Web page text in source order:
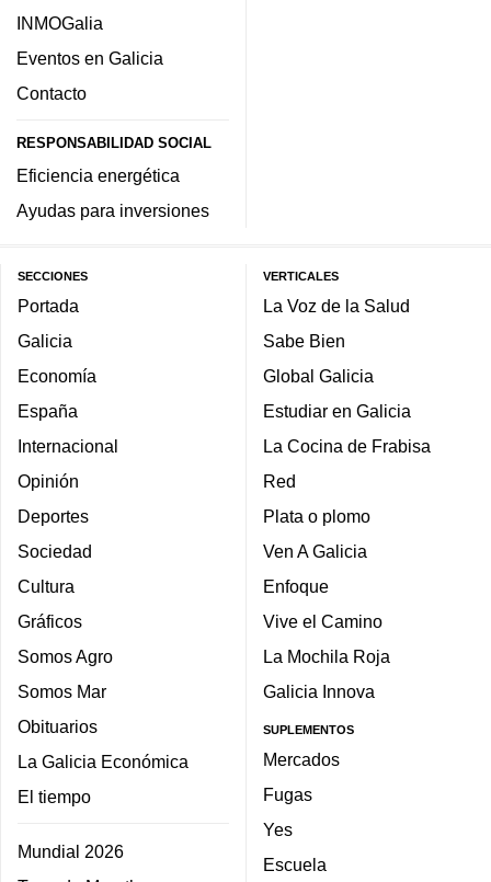
INMOGalia
Eventos en Galicia
Contacto
RESPONSABILIDAD SOCIAL
Eficiencia energética
Ayudas para inversiones
SECCIONES
Portada
Galicia
Economía
España
Internacional
Opinión
Deportes
Sociedad
Cultura
Gráficos
Somos Agro
Somos Mar
Obituarios
La Galicia Económica
El tiempo
Mundial 2026
VERTICALES
La Voz de la Salud
Sabe Bien
Global Galicia
Estudiar en Galicia
La Cocina de Frabisa
Red
Plata o plomo
Ven A Galicia
Enfoque
Vive el Camino
La Mochila Roja
Galicia Innova
SUPLEMENTOS
Mercados
Fugas
Yes
Escuela